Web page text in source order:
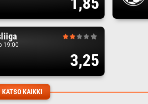
19:00
3,25
KATSO KAIKKI